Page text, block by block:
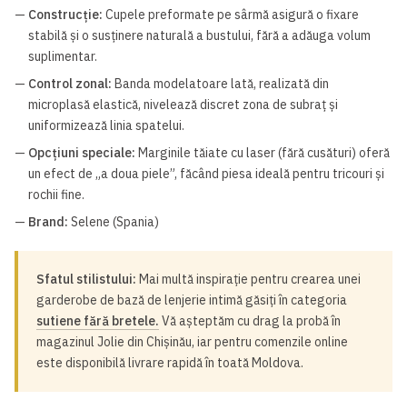
— Construcție: Cupele preformate pe sârmă asigură o fixare
stabilă și o susținere naturală a bustului, fără a adăuga volum
suplimentar.
— Control zonal: Banda modelatoare lată, realizată din
microplasă elastică, nivelează discret zona de subraț și
uniformizează linia spatelui.
— Opcțiuni speciale: Marginile tăiate cu laser (fără cusături) oferă
un efect de „a doua piele”, făcând piesa ideală pentru tricouri și
rochii fine.
— Brand: Selene (Spania)
Sfatul stilistului: Mai multă inspirație pentru crearea unei
garderobe de bază de lenjerie intimă găsiți în categoria
sutiene fără bretele. Vă așteptăm cu drag la probă în
magazinul Jolie din Chișinău, iar pentru comenzile online
este disponibilă livrare rapidă în toată Moldova.